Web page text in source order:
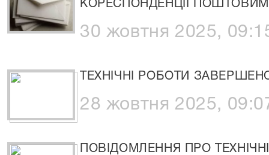
КОРЕСПОНДЕНЦІЇ
30 жовтня 2025,
ТЕХНІЧНІ РОБОТИ
28 жовтня 2025,
ПОВІДОМЛЕННЯ ПРО